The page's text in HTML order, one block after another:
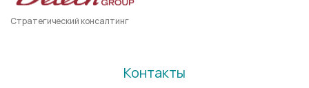
Стратегический консалтинг
Контакты